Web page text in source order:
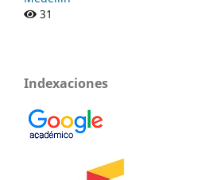
31
Indexaciones